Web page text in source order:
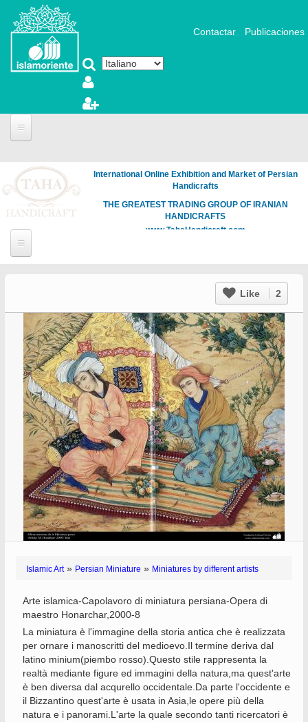
Salta al contenuto principale
Contactar Publicaciones
International Online Exhibition and Market of Persian
Handicrafts
THE GREATEST TRADING GROUP OF IRANIAN
HANDICRAFTS
www.TahaHandicraft.com
Like 2
Islamic Art» Persian Miniature » Miniatures by different artists
Arte islamica-Capolavoro di miniatura persiana-Opera di
maestro Honarchar,2000-8
La miniatura è l'immagine della storia antica che è realizzata
per ornare i manoscritti del medioevo.Il termine deriva dal
latino minium(piembo rosso).Questo stile rappresenta la
realtà mediante figure ed immagini della natura,ma quest'arte
è ben diversa dal acqurello occidentale.Da parte l'occidente e
il Bizzantino quest'arte è usata in Asia,le opere più della
natura e i panorami.L'arte la quale secondo tanti ricercatori è